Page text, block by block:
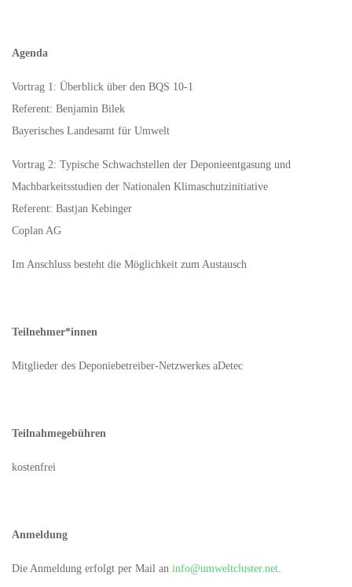
Agenda
Vortrag 1: Überblick über den BQS 10-1
Referent: Benjamin Bilek
Bayerisches Landesamt für Umwelt
Vortrag 2: Typische Schwachstellen der Deponieentgasung und
Machbarkeitsstudien der Nationalen Klimaschutzinitiative
Referent: Bastjan Kebinger
Coplan AG
Im Anschluss besteht die Möglichkeit zum Austausch
Teilnehmer*innen
Mitglieder des Deponiebetreiber-Netzwerkes aDetec
Teilnahmegebühren
kostenfrei
Anmeldung
Die Anmeldung erfolgt per Mail an info@umweltcluster.net.